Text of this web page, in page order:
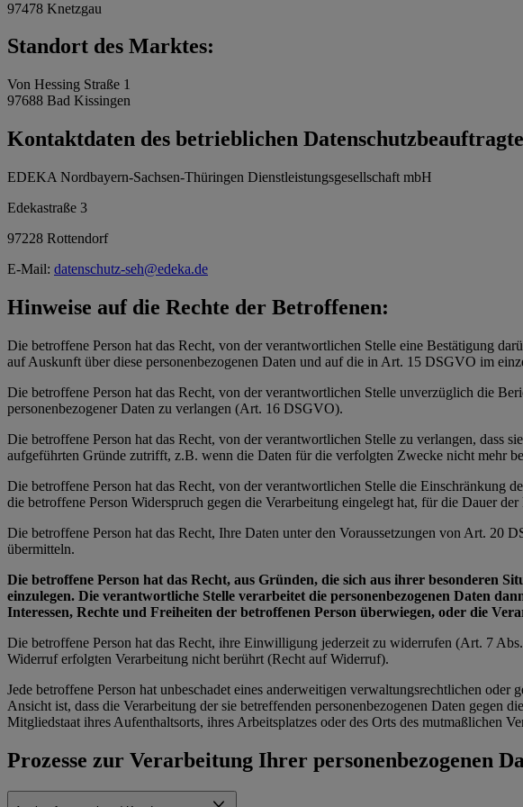
97478 Knetzgau
Standort des Marktes:
Von Hessing Straße 1
97688 Bad Kissingen
Kontaktdaten des betrieblichen
EDEKA Nordbayern-Sachsen-Thüringen Dienstleistungsgesellschaft mbH
Edekastraße 3
97228 Rottendorf
E-Mail: datenschutz-seh@edeka.de
Hinweise auf die Rechte der Betroffenen:
Die betroffene Person hat das Recht, von der verantwortlichen Stelle eine Bestätigung
auf Auskunft über diese personenbezogenen Daten und auf die in Art. 15 DSGVO im
Die betroffene Person hat das Recht, von der verantwortlichen Stelle unverzüglich die
personenbezogener Daten zu verlangen (Art. 16 DSGVO).
Die betroffene Person hat das Recht, von der verantwortlichen Stelle zu verlangen, dass
aufgeführten Gründe zutrifft, z.B. wenn die Daten für die verfolgten Zwecke nicht mehr
Die betroffene Person hat das Recht, von der verantwortlichen Stelle die Einschränkung
die betroffene Person Widerspruch gegen die Verarbeitung eingelegt hat, für die Dauer
Die betroffene Person hat das Recht, Ihre Daten unter den Voraussetzungen von Art. 20
übermitteln.
Die betroffene Person hat das Recht, aus Gründen, die sich aus ihrer besonderen
einzulegen. Die verantwortliche Stelle verarbeitet die personenbezogenen Daten
Interessen, Rechte und Freiheiten der betroffenen Person überwiegen, oder die
Die betroffene Person hat das Recht, ihre Einwilligung jederzeit zu widerrufen (Art. 7
Widerruf erfolgten Verarbeitung nicht berührt (Recht auf Widerruf).
Jede betroffene Person hat unbeschadet eines anderweitigen verwaltungsrechtlichen
Ansicht ist, dass die Verarbeitung der sie betreffenden personenbezogenen Daten
Mitgliedstaat ihres Aufenthaltsorts, ihres Arbeitsplatzes oder des Orts des mutmaßlichen
Prozesse zur Verarbeitung Ihrer personenbezogenen